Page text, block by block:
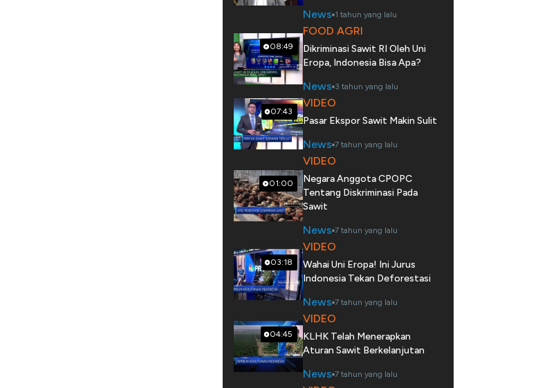
News 1 tahun yang lalu
08:49
FOOD AGRI
Dikriminasi Sawit RI Oleh Uni
Eropa, Indonesia Bisa Apa?
News 3 tahun yang lalu
07:43
VIDEO
Pasar Ekspor Sawit Makin Sulit
News 7 tahun yang lalu
01:00
VIDEO
Negara Anggota CPOPC
Tentang Diskriminasi Pada
Sawit
News 7 tahun yang lalu
03:18
VIDEO
Wahai Uni Eropa! Ini Jurus
Indonesia Tekan Deforestasi
News 7 tahun yang lalu
04:45
VIDEO
KLHK Telah Menerapkan
Aturan Sawit Berkelanjutan
News 7 tahun yang lalu